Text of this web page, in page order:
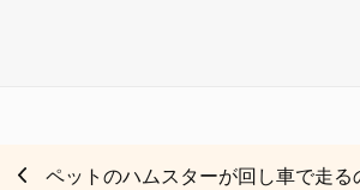
ペットのハムスターが回し車で走る